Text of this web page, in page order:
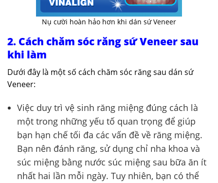
Nụ cười hoàn hảo hơn khi dán sứ Veneer
2. Cách chăm sóc răng sứ Veneer sau
khi làm
Dưới đây là một số cách chăm sóc răng sau dán sứ
Veneer:
Việc duy trì vệ sinh răng miệng đúng cách là
một trong những yếu tố quan trọng để giúp
bạn hạn chế tối đa các vấn đề về răng miệng.
Bạn nên đánh răng, sử dụng chỉ nha khoa và
súc miệng bằng nước súc miệng sau bữa ăn ít
nhất hai lần mỗi ngày. Tuy nhiên, bạn có thể